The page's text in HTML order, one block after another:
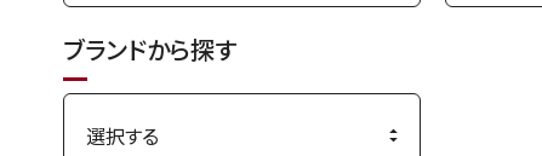
ブランドから探す